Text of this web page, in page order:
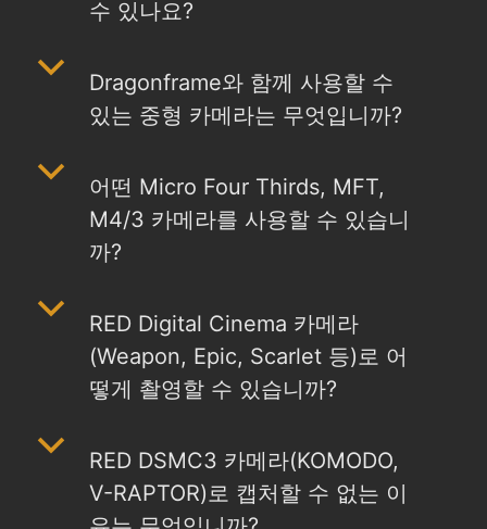
수 있나요?
b
Dragonframe와 함께 사용할 수
있는 중형 카메라는 무엇입니까?
b
어떤 Micro Four Thirds, MFT,
M4/3 카메라를 사용할 수 있습니
까?
b
RED Digital Cinema 카메라
(Weapon, Epic, Scarlet 등)로 어
떻게 촬영할 수 있습니까?
b
RED DSMC3 카메라(KOMODO,
V-RAPTOR)로 캡처할 수 없는 이